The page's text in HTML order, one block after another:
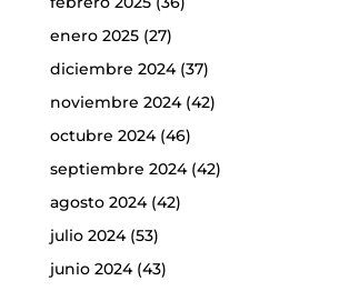
enero 2025(27)
diciembre 2024(37)
noviembre 2024(42)
octubre 2024(46)
septiembre 2024(42)
agosto 2024(42)
julio 2024(53)
junio 2024(43)